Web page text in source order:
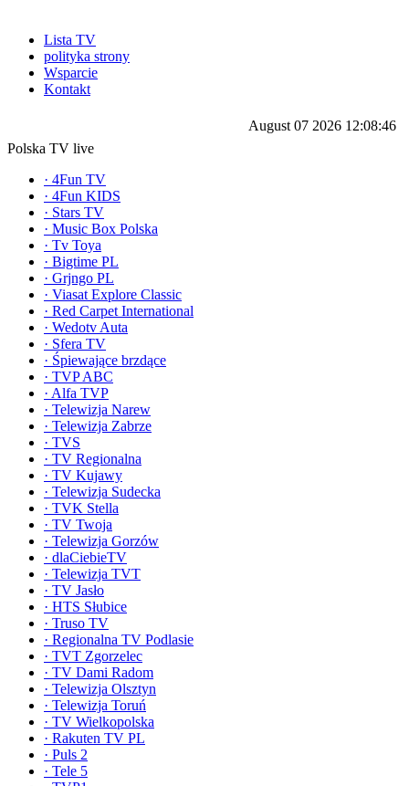
Lista TV
polityka strony
Wsparcie
Kontakt
August 07 2026 12:08:46
Polska TV live
· 4Fun TV
· 4Fun KIDS
· Stars TV
· Music Box Polska
· Tv Toya
· Bigtime PL
· Grjngo PL
· Viasat Explore Classic
· Red Carpet International
· Wedotv Auta
· Sfera TV
· Śpiewające brzdące
· TVP ABC
· Alfa TVP
· Telewizja Narew
· Telewizja Zabrze
· TVS
· TV Regionalna
· TV Kujawy
· Telewizja Sudecka
· TVK Stella
· TV Twoja
· Telewizja Gorzów
· dlaCiebieTV
· Telewizja TVT
· TV Jasło
· HTS Słubice
· Truso TV
· Regionalna TV Podlasie
· TVT Zgorzelec
· TV Dami Radom
· Telewizja Olsztyn
· Telewizja Toruń
· TV Wielkopolska
· Rakuten TV PL
· Puls 2
· Tele 5